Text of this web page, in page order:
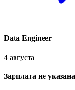
Data Engineer
4 августа
Зарплата не указана